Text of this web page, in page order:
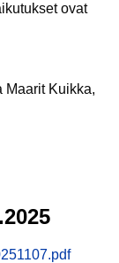
ovat
Maarit Kuikka,